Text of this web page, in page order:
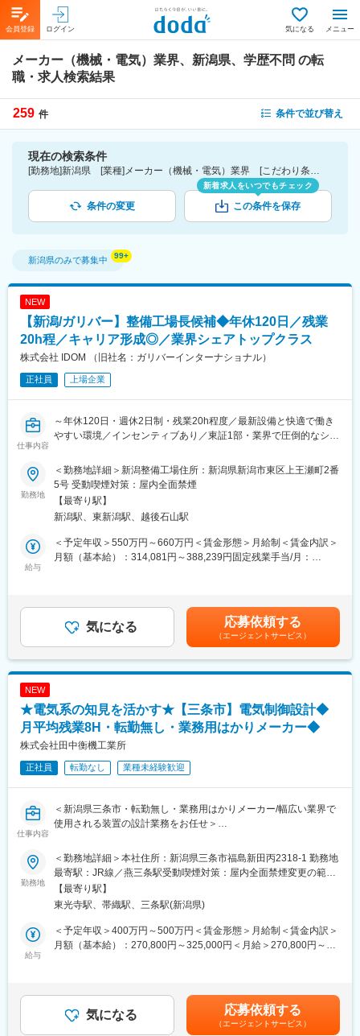
会員登録 ログイン 気になる メニュー
メーカー（機械・電気）業界、新潟県、学歴不問 の転
職・求人検索結果
259 件 条件で並び替え
現在の検索条件
[勤務地]新潟県 [業種]メーカー（機械・電気）業界 [こだわり条件ピックアップ]学歴不問 [詳細条件](募集・採用情報)学歴不問
条件の変更
新着求人をいつでもチェック
この条件を保存
新潟県のみで募集中
NEW
【新潟/ガリバー】整備工場長候補◆年休120日／残業
20h程／キャリア形成◎／業界シェアトップクラス
株式会社 IDOM （旧社名：ガリバーインターナショナル）
正社員 上場企業
仕事内容
～年休120日・週休2日制・残業20h程度／最新設備と快適で働き
やすい環境／インセンティブあり／東証1部・業界で圧倒的なシェ
全国にあるIDOMの運営する整備工場で、『工場長候補』として整
備業務をお任せします！
まずは既存工場で業務内容を理解し必要な経験を積んでいただき
ます。
その後新規工場の立ち上げ等に際して工場長としてご活躍いただ
（1）まずは整備士として
お客様にご購入いただいた納車前のお車やご購入後の車のオイル
・整備工場長（営業店舗併設での工場責任者）としてご活躍頂き
ます。
・複数の統括拠点をマネジメントするスーパーバイザー/マネージ
・人材育成
・工場責任者として工場内外、社内外の折衝
【IDOMならではのポイント！】
（1）対応車種の広さ
業界トップクラスの実績で全国から車が集まるため、バイクと大
型車以外の車種は全て対応可能性があります。
（2）最新設備と快適な作業環境
全工場に冷暖房やスポットクーラーを完備し、作業スペースも車
（3）透明性のある工場運営
勤務地
＜勤務地詳細＞新潟整備工場住所：新潟県新潟市東区上王瀬町2番
5号 受動喫煙対策：屋内全面禁煙
【最寄り駅】
新潟駅、東新潟駅、越後石山駅
給与
＜予定年収＞550万円～660万円＜賃金形態＞月給制＜賃金内訳＞
月額（基本給）：314,081円～388,239円固定残業手当/月：
査定年1回賞与年2回（2024年支給実績３ヶ月分）インセンティブ
年2回（最大30万円／回）平均50,000～70,000円賃金はあくまで
も目安の金額であり、選考を通じて上下する可能性があります。
月給(月額)は固定手当を含めた表記です。
気になる 応募依頼する
（エージェントサービス）
NEW
★電気系の知見を活かす★【三条市】電気制御設計◆
月平均残業8H・転勤無し・業務用はかりメーカー◆
株式会社田中衡機工業所
正社員 転勤なし 業種未経験歓迎
仕事内容
＜新潟県三条市・転勤無し・業務用はかりメーカー/幅広い業界で
使用される装置の設計業務をお任せ＞
■製品例
https://www.tanaka-scale.co.jp/product/
Q.業務用のはかりとは？
例：空港の手荷物検査・トラック積載量・製造工場など様々な場
面でハカリが使用されています。
一般の家庭向けと異なり、中型～大型の計量器を多く取り扱って
います。
・社内の雰囲気：誰かの役に立ちたい気持ちを持った社員が多
く、「仲間想い」「支えあう」社風があります。
勤務地
＜勤務地詳細＞本社住所：新潟県三条市福島新田丙2318-1 勤務地
最寄駅：JR線／燕三条駅受動喫煙対策：屋内全面禁煙変更の範
囲：無
【最寄り駅】
東光寺駅、帯織駅、三条駅(新潟県)
給与
＜予定年収＞400万円～500万円＜賃金形態＞月給制＜賃金内訳＞
月額（基本給）：270,800円～325,000円＜月給＞270,800円～
ます。月給(月額)は固定手当を含めた表記です。
気になる 応募依頼する
（エージェントサービス）